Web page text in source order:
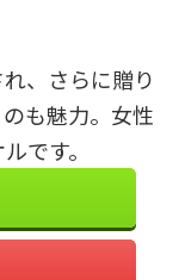
、さらに贈り
も魅力。女性
です。